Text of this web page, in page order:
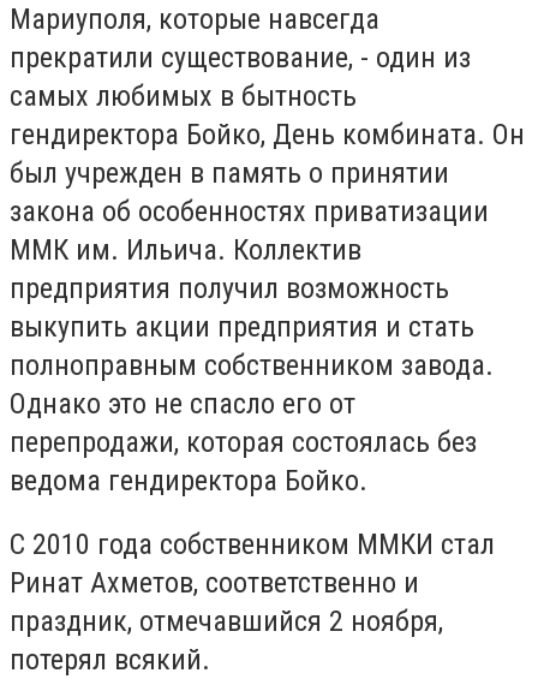
Мариуполя, которые навсегда
прекратили существование, - один из
самых любимых в бытность
гендиректора Бойко, День комбината. Он
был учрежден в память о принятии
закона об особенностях приватизации
ММК им. Ильича. Коллектив
предприятия получил возможность
выкупить акции предприятия и стать
полноправным собственником завода.
Однако это не спасло его от
перепродажи, которая состоялась без
ведома гендиректора Бойко.
С 2010 года собственником ММКИ стал
Ринат Ахметов, соответственно и
праздник, отмечавшийся 2 ноября,
потерял всякий.